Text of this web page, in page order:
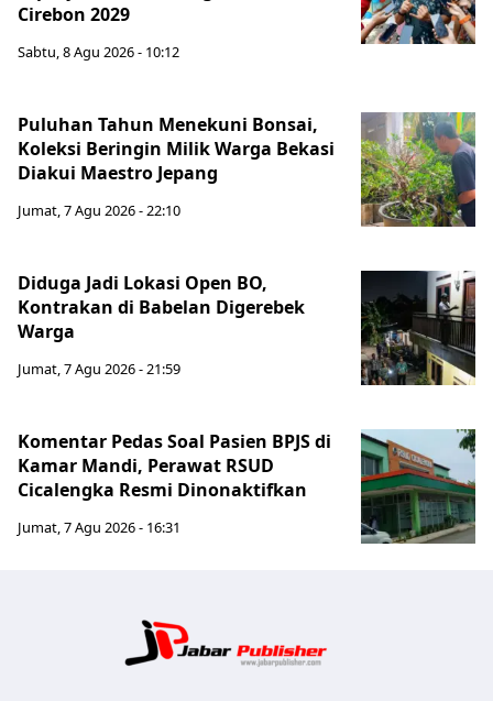
Cirebon 2029
Sabtu, 8 Agu 2026 - 10:12
Puluhan Tahun Menekuni Bonsai,
Koleksi Beringin Milik Warga Bekasi
Diakui Maestro Jepang
Jumat, 7 Agu 2026 - 22:10
Diduga Jadi Lokasi Open BO,
Kontrakan di Babelan Digerebek
Warga
Jumat, 7 Agu 2026 - 21:59
Komentar Pedas Soal Pasien BPJS di
Kamar Mandi, Perawat RSUD
Cicalengka Resmi Dinonaktifkan
Jumat, 7 Agu 2026 - 16:31